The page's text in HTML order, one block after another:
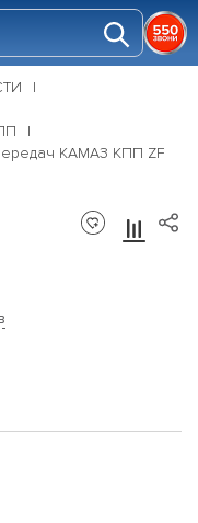
КАМАЗ КПП ZF